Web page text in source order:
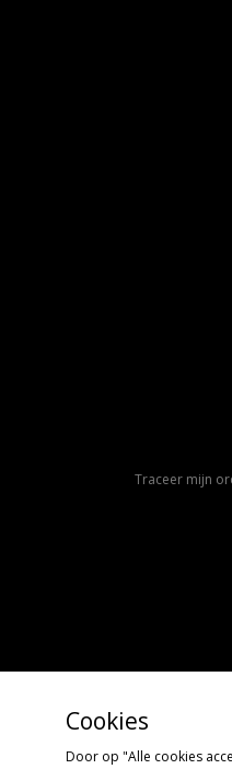
Traceer mijn
Cookies
Door op "Alle cookies